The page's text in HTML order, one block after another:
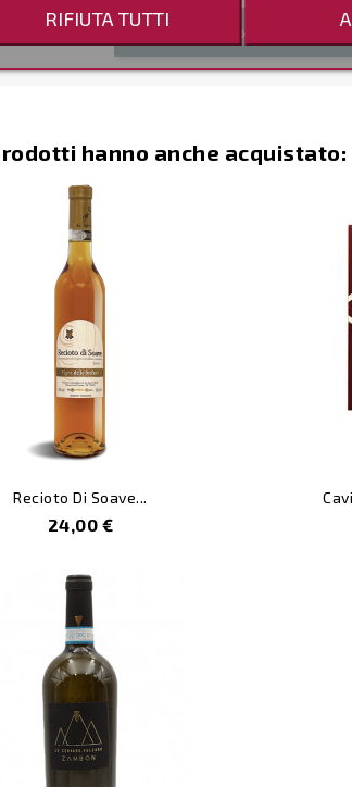
Scrivi per primo una recensione
hanno anche acquistato:
Recioto Di Soave...
Prezzo
24,00 €
RIFIUTA TUTTI